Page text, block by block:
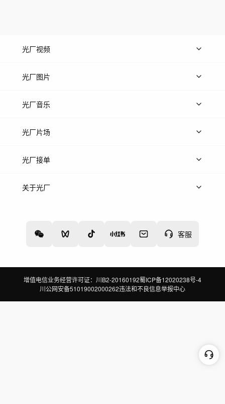
客服
光厂视频
上传视频
光厂图片
上传图片
光厂音乐
热门音乐
光厂片场
上传案例
光厂接单
上架服务
关于光厂
增值电信业务经营许可证：川B2-20160192蜀ICP备12020238号-4
川公网安备51019002000262违法和不良信息举报中心